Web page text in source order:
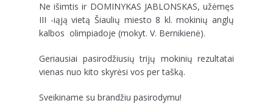
Ne išimtis ir DOMINYKAS JABLONSKAS, užėmęs
III -iąją vietą Šiaulių miesto 8 kl. mokinių anglų
kalbos olimpiadoje (mokyt. V. Bernikienė).
Geriausiai pasirodžiusių trijų mokinių rezultatai
vienas nuo kito skyrėsi vos per tašką.
Sveikiname su brandžiu pasirodymu!